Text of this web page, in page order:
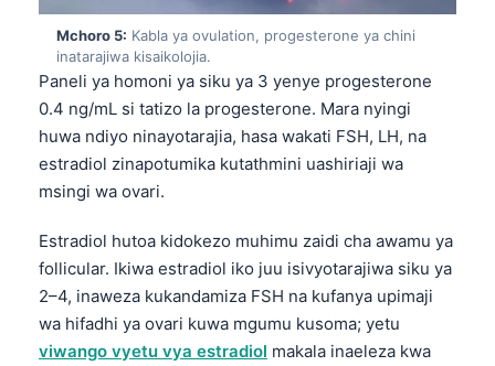
Mchoro 5: Kabla ya ovulation, progesterone ya chini
inatarajiwa kisaikolojia.
Paneli ya homoni ya siku ya 3 yenye progesterone
0.4 ng/mL si tatizo la progesterone. Mara nyingi
huwa ndiyo ninayotarajia, hasa wakati FSH, LH, na
estradiol zinapotumika kutathmini uashiriaji wa
msingi wa ovari.
Estradiol hutoa kidokezo muhimu zaidi cha awamu ya
follicular. Ikiwa estradiol iko juu isivyotarajiwa siku ya
2–4, inaweza kukandamiza FSH na kufanya upimaji
wa hifadhi ya ovari kuwa mgumu kusoma; yetu
viwango vyetu vya estradiol makala inaeleza kwa